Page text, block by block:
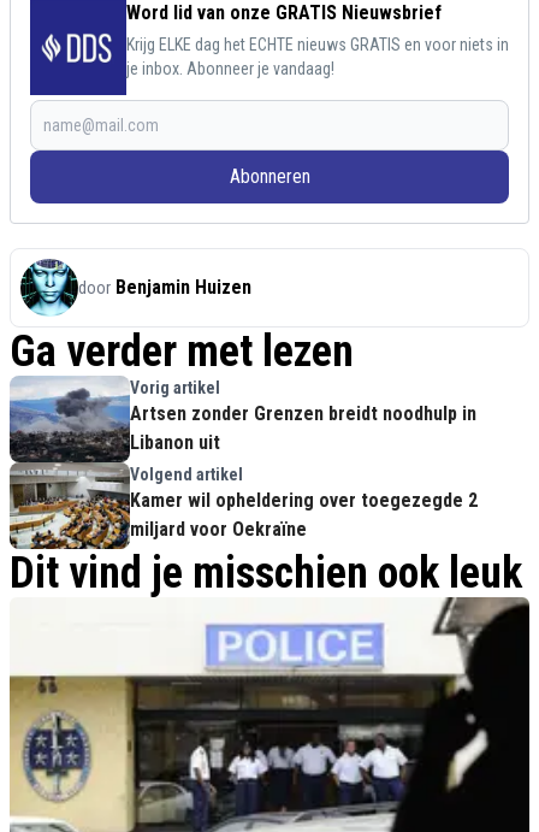
Word lid van onze GRATIS Nieuwsbrief
Krijg ELKE dag het ECHTE nieuws GRATIS en voor niets in
je inbox. Abonneer je vandaag!
Abonneren
door Benjamin Huizen
Ga verder met lezen
Vorig artikel
Artsen zonder Grenzen breidt noodhulp in
Libanon uit
Volgend artikel
Kamer wil opheldering over toegezegde 2
miljard voor Oekraïne
Dit vind je misschien ook leuk